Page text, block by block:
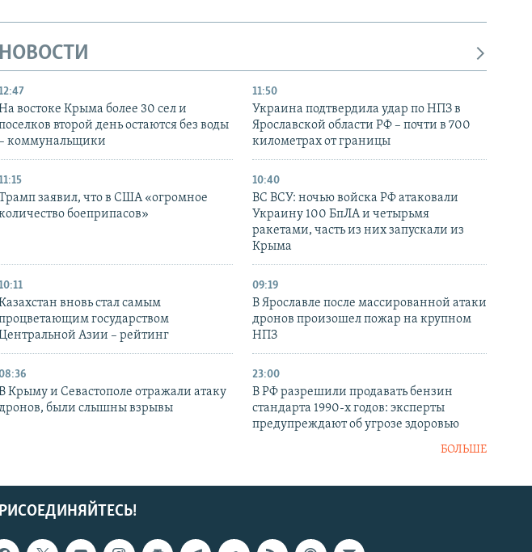
НОВОСТИ
востоке Крыма более 30 сел и
второй день остаются без воды
коммунальщики
11:50
Украина подтвердила удар по НПЗ в
Ярославской области РФ – почти в 700
километрах от границы
заявил, что в США «огромное
боеприпасов»
10:40
ВС ВСУ: ночью войска РФ атаковали
Украину 100 БпЛА и четырьмя
ракетами, часть из них запускали из
Крыма
вновь стал самым
государством
Азии – рейтинг
09:19
В Ярославле после массированной атаки
дронов произошел пожар на крупном
НПЗ
Крыму и Севастополе отражали атаку
были слышны взрывы
23:00
В РФ разрешили продавать бензин
стандарта 1990-х годов: эксперты
предупреждают об угрозе здоровью
БОЛЬШЕ